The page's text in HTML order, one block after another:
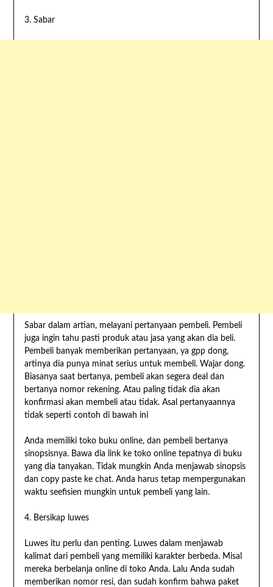
3. Sabar
Sabar dalam artian, melayani pertanyaan pembeli. Pembeli
juga ingin tahu pasti produk atau jasa yang akan dia beli.
Pembeli banyak memberikan pertanyaan, ya gpp dong,
artinya dia punya minat serius untuk membeli. Wajar dong.
Biasanya saat bertanya, pembeli akan segera deal dan
bertanya nomor rekening. Atau paling tidak dia akan
konfirmasi akan membeli atau tidak. Asal pertanyaannya
tidak seperti contoh di bawah ini
Anda memiliki toko buku online, dan pembeli bertanya
sinopsisnya. Bawa dia link ke toko online tepatnya di buku
yang dia tanyakan. Tidak mungkin Anda menjawab sinopsis
dan copy paste ke chat. Anda harus tetap mempergunakan
waktu seefisien mungkin untuk pembeli yang lain.
4. Bersikap luwes
Luwes itu perlu dan penting. Luwes dalam menjawab
kalimat dari pembeli yang memiliki karakter berbeda. Misal
mereka berbelanja online di toko Anda. Lalu Anda sudah
memberikan nomor resi, dan sudah konfirm bahwa paket